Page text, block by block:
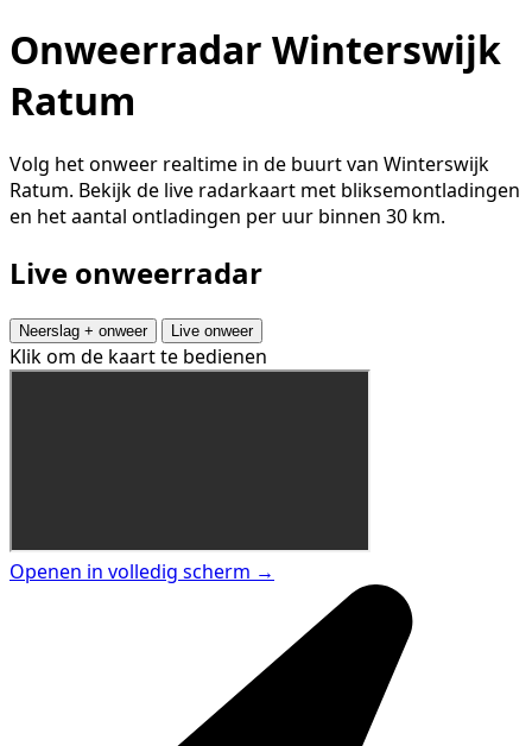
Onweerradar Winterswijk
Ratum
Volg het onweer realtime in de buurt van Winterswijk
Ratum. Bekijk de live radarkaart met bliksemontladingen
en het aantal ontladingen per uur binnen 30 km.
Live onweerradar
Neerslag + onweer Live onweer
Klik om de kaart te bedienen
Openen in volledig scherm →